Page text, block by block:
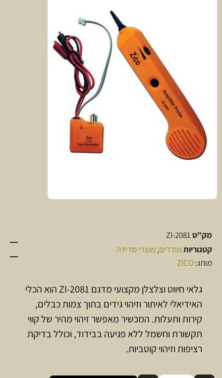
מק"טZI-2081
קטגוריותמודדים,מוצרי מדידה
מותג:ZICO
גלאי חיווט וצלצלן מקצועי מדגם ZI-2081 הוא הכלי
האידיאלי לאיתור וזיהוי גידים בתוך צמות כבלים,
קירות ותעלות. המכשיר מאפשר זיהוי מהיר של קווי
תקשורת וחשמל ללא פגיעה בבידוד, וכולל בדיקת
רציפות וזיהוי קוטביות.